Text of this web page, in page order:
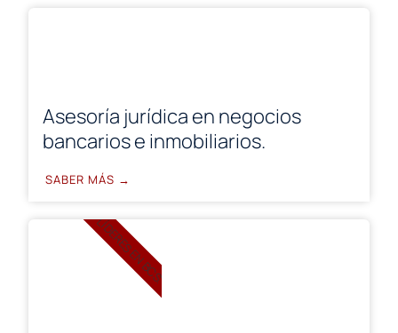
Asesoría jurídica en negocios
bancarios e inmobiliarios.
SABER MÁS →
LÍDERES EN BCS.